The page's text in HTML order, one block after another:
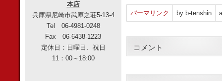
パーマリンク by b-tenshin
コメント
本店
兵庫県尼崎市武庫之荘5-13-4
Tel 06-4981-0248
Fax 06-6438-1223
定休日：日曜日、祝日
11：00～18:00